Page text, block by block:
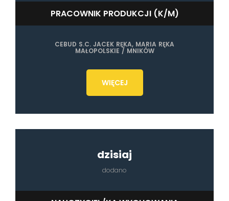
PRACOWNIK PRODUKCJI (K/M)
CEBUD S.C. JACEK RĘKA, MARIA RĘKA
MAŁOPOLSKIE / MNIKÓW
WIĘCEJ
dzisiaj
dodano